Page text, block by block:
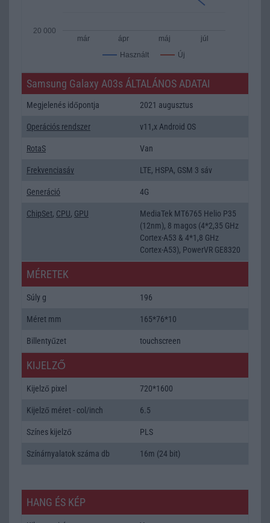
Használt Új
már ápr máj júl
20 000
Samsung Galaxy A03s ÁLTALÁNOS ADATAI
Megjelenés időpontja 2021 augusztus
Operációs rendszer v11,x Android OS
RotaS Van
Frekvenciasáv LTE, HSPA, GSM 3 sáv
Generáció 4G
ChipSet, CPU, GPU
MediaTek MT6765 Helio P35
(12nm), 8 magos (4*2,35 GHz
Cortex-A53 & 4*1,8 GHz
Cortex-A53), PowerVR GE8320
MÉRETEK
Súly g 196
Méret mm 165*76*10
Billentyűzet touchscreen
KIJELZŐ
Kijelző pixel 720*1600
Kijelző méret - col/inch 6.5
Színes kijelző PLS
Színárnyalatok száma db 16m (24 bit)
HANG ÉS KÉP